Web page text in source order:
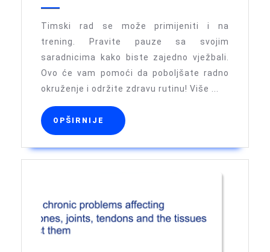
poslu:
Timski
trening
Timski rad se može primijeniti i na
trening. Pravite pauze sa svojim
saradnicima kako biste zajedno vježbali.
Ovo će vam pomoći da poboljšate radno
okruženje i održite zdravu rutinu! Više ...
OPŠIRNIJE OPŠIRNIJE